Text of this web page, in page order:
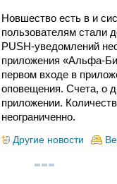
Новшество есть в и
пользователям стали
PUSH-уведомлений
приложения «Альфа-
первом входе в
оповещения. Счета, о
приложении.
неограниченно.
Другие новости